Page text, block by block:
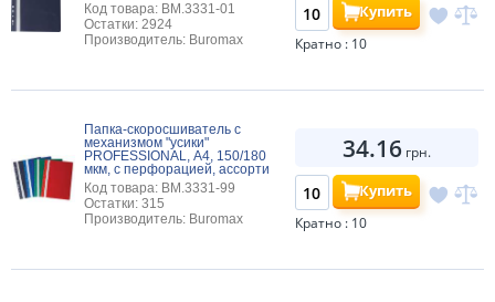
Код товара: BM.3331-01
Остатки: 2924
Производитель: Buromax
Купить
Кратно : 10
Папка-скоросшиватель с
механизмом "усики"
PROFESSIONAL, А4, 150/180
мкм, с перфорацией, ассорти
Код товара: BM.3331-99
Остатки: 315
Производитель: Buromax
34.16 грн.
Купить
Кратно : 10